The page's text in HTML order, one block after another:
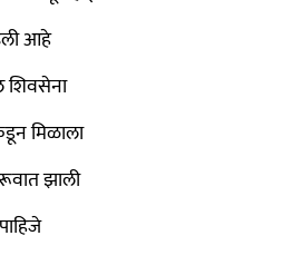
आहे
शिवसेना
मिळाला
झाली